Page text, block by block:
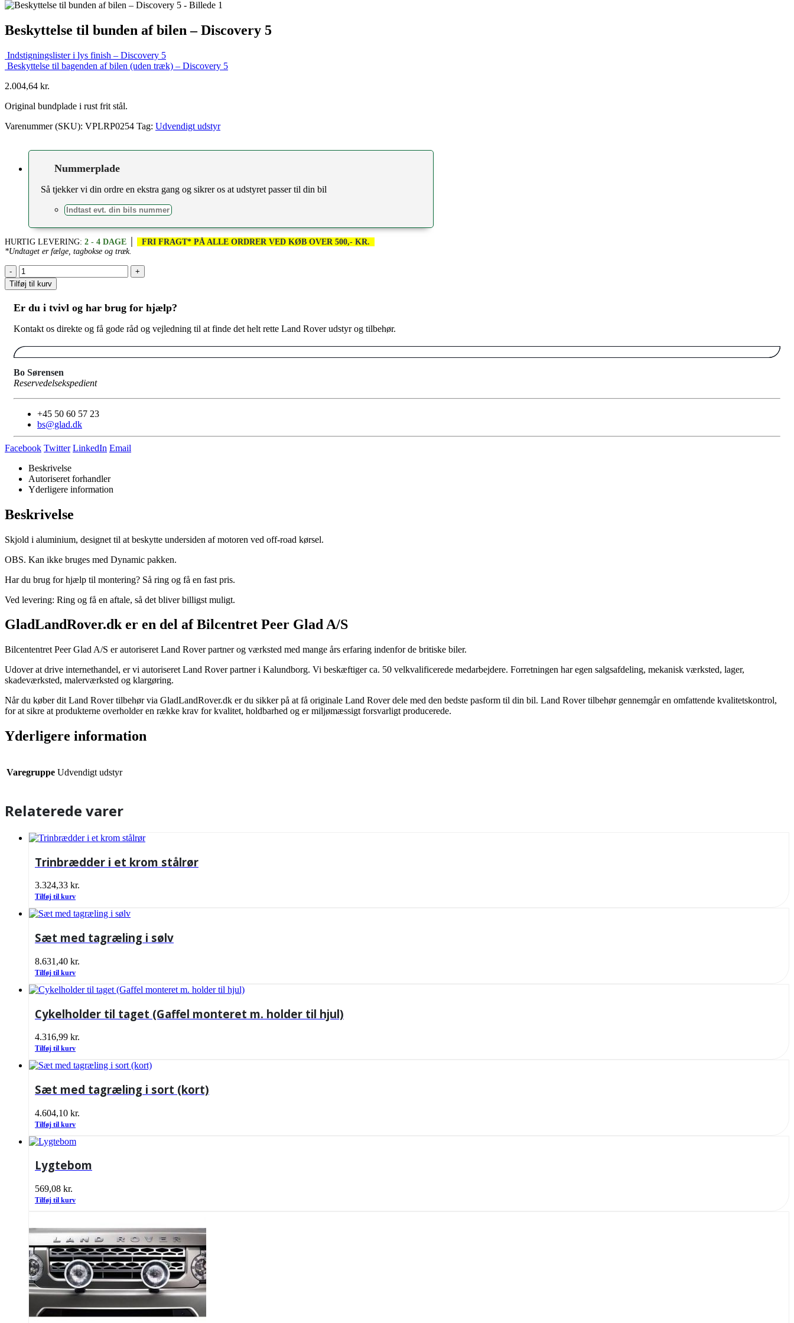
Beskyttelse til bunden af bilen – Discovery 5
Indstigningslister i lys finish – Discovery 5
Beskyttelse til bagenden af bilen (uden træk) – Discovery 5
2.004,64 kr.
Original bundplade i rust frit stål.
Varenummer (SKU): VPLRP0254 Tag: Udvendigt udstyr
Nummerplade
Så tjekker vi din ordre en ekstra gang og sikrer os at udstyret passer til din bil
HURTIG LEVERING: 2 - 4 DAGE
FRI FRAGT* PÅ ALLE ORDRER VED KØB OVER 500,- KR.
*Undtaget er fælge, tagbokse og træk.
-
+
Tilføj til kurv
Er du i tvivl og har brug for hjælp?
Kontakt os direkte og få gode råd og vejledning til at finde det helt rette Land Rover udstyr og tilbehør.
Bo Sørensen
Reservedelsekspedient
+45 50 60 57 23
bs@glad.dk
Facebook Twitter LinkedIn Email
Beskrivelse
Autoriseret forhandler
Yderligere information
Beskrivelse
Skjold i aluminium, designet til at beskytte undersiden af motoren ved off-road kørsel.
OBS. Kan ikke bruges med Dynamic pakken.
Har du brug for hjælp til montering? Så ring og få en fast pris.
Ved levering: Ring og få en aftale, så det bliver billigst muligt.
GladLandRover.dk er en del af Bilcentret Peer Glad A/S
Bilcententret Peer Glad A/S er autoriseret Land Rover partner og værksted med mange års erfaring indenfor de britiske biler.
Udover at drive internethandel, er vi autoriseret Land Rover partner i Kalundborg. Vi beskæftiger ca. 50 velkvalificerede medarbejdere. Forretningen har egen salgsafdeling, mekanisk værksted, lager,
skadeværksted, malerværksted og klargøring.
Når du køber dit Land Rover tilbehør via GladLandRover.dk er du sikker på at få originale Land Rover dele med den bedste pasform til din bil. Land Rover tilbehør gennemgår en omfattende kvalitetskontrol,
for at sikre at produkterne overholder en række krav for kvalitet, holdbarhed og er miljømæssigt forsvarligt producerede.
Yderligere information
Varegruppe Udvendigt udstyr
Relaterede varer
Trinbrædder i et krom stålrør
3.324,33 kr.
Tilføj til kurv
Sæt med tagræling i sølv
8.631,40 kr.
Tilføj til kurv
Cykelholder til taget (Gaffel monteret m. holder til hjul)
4.316,99 kr.
Tilføj til kurv
Sæt med tagræling i sort (kort)
4.604,10 kr.
Tilføj til kurv
Lygtebom
569,08 kr.
Tilføj til kurv